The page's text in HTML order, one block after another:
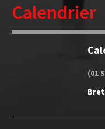
Calendrier
(01